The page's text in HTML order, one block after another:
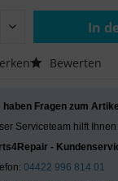
In
Bewerten
haben Fragen zum
Serviceteam hilft
-
04422 996 814 01